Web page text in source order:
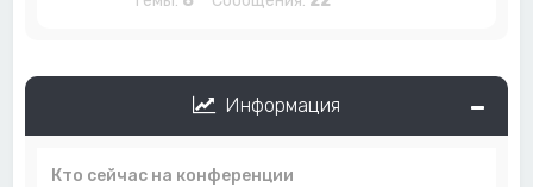
Информация
Кто сейчас на конференции